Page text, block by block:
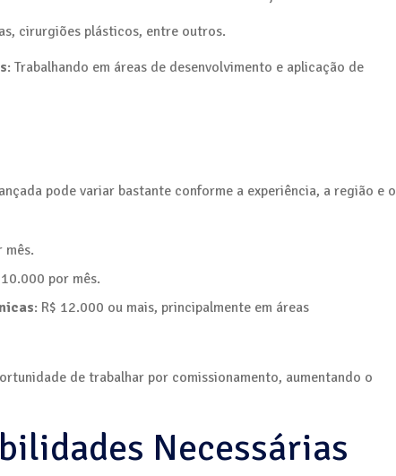
cirurgiões plásticos, entre outros.
: Trabalhando em áreas de desenvolvimento e aplicação de
pode variar bastante conforme a experiência, a região e o
mês.
por mês.
: R$ 12.000 ou mais, principalmente em áreas
de trabalhar por comissionamento, aumentando o
Necessárias